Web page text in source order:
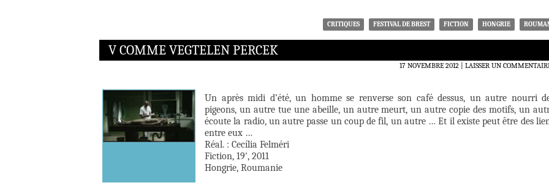
CRITIQUES FESTIVAL DE BREST FICTION HONGRIE
V COMME VEGTELEN PERCEK
17 NOVEMBRE 2012 LAISSER UN
Un après midi d’été, un homme se renverse son café dessus, un autre nourri
pigeons, un autre tue une abeille, un autre meurt, un autre copie des motifs, un
écoute la radio, un autre passe un coup de fil, un autre … Et il existe peut être des
entre eux …
Réal. : Cecília Felméri
Fiction, 19′, 2011
Hongrie, Roumanie